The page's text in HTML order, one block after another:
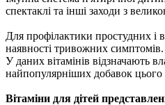
спектаклі та інші заходи з
Для профілактики простудних і
наявності тривожних симптомів.
У даних вітамінів відзначають
найпопулярніших добавок
Вітаміни для дітей